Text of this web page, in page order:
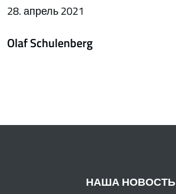
28. апрель 2021
Olaf Schulenberg
НАША НОВОСТЬ